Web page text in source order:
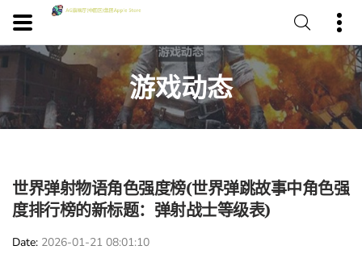
游戏动态
世界弹射物语角色强度榜(世界弹跳故事中角色强
度排行榜的新标题：弹射战士等级表)
Date 2026-01-21 08:01:10